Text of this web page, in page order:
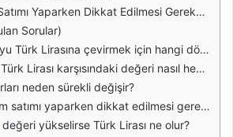
Yaparken Dikkat Edilmesi Gerekenler
Sorular)
çevirmek için hangi döviz bürosunu tercih etmeliyim?
Lirası karşısındaki değeri nasıl hesaplanır?
neden sürekli değişir?
yaparken dikkat edilmesi gereken en önemli faktörler nelerdir?
yükselirse Türk Lirası ne olur?